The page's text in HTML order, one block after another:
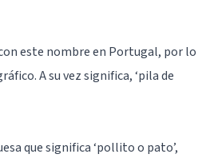
este nombre en Portugal, por lo
A su vez significa, ‘pila de
que significa ‘pollito o pato’,